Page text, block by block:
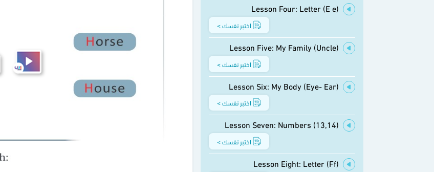
Lesson Four: Letter (E e)
اختبر نفسك >
Lesson Five: My Family (Uncle)
اختبر نفسك >
Lesson Six: My Body (Eye- Ear)
اختبر نفسك >
Lesson Seven: Numbers (13,14)
اختبر نفسك >
Lesson Eight: Letter (Ff)